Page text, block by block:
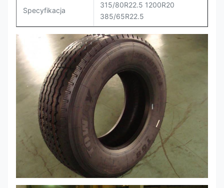
Specyfikacja
315/80R22.5 1200R20
385/65R22.5